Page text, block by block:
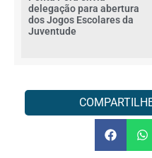
delegação para abertura
dos Jogos Escolares da
Juventude